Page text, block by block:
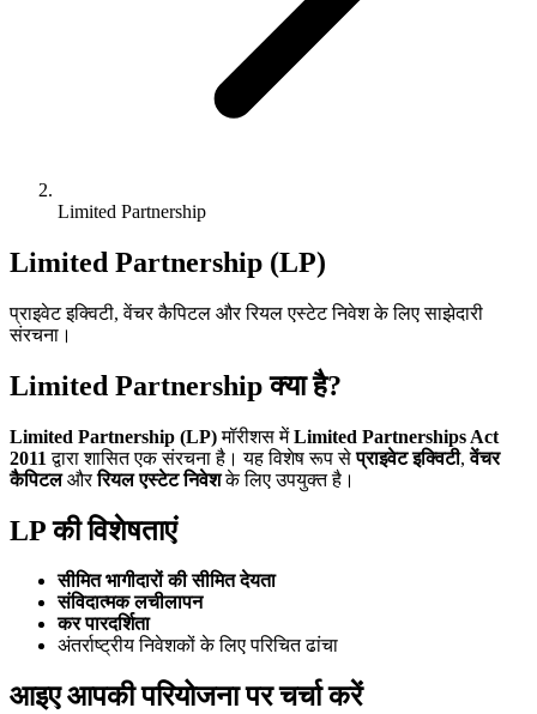
Limited Partnership
Limited Partnership (LP)
प्राइवेट इक्विटी, वेंचर कैपिटल और रियल एस्टेट निवेश के लिए साझेदारी
संरचना।
Limited Partnership क्या है?
Limited Partnership (LP)मॉरीशस मेंLimited Partnerships Act
2011 द्वारा शासित एक संरचना है। यह विशेष रूप सेप्राइवेट इक्विटी,वेंचर
कैपिटलऔररियल एस्टेट निवेशके लिए उपयुक्त है।
LP की विशेषताएं
सीमित भागीदारों की सीमित देयता
संविदात्मक लचीलापन
कर पारदर्शिता
अंतर्राष्ट्रीय निवेशकों के लिए परिचित ढांचा
आइए आपकी परियोजना पर चर्चा करें